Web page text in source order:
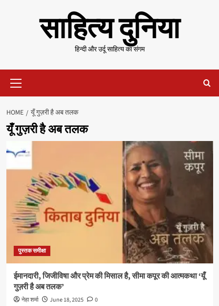
साहित्य दुनिया
हिन्दी और उर्दू साहित्य का संगम
Menu
HOME यूँ गुज़री है अब तलक
यूँ गुज़री है अब तलक
पुस्तक समीक्षा
ईमानदारी, जिजीविषा और प्रेम की मिसाल है, सीमा कपूर की आत्मकथा ‘यूँ
गुज़री है अब तलक’
नेहा शर्मा June 18, 2025
0